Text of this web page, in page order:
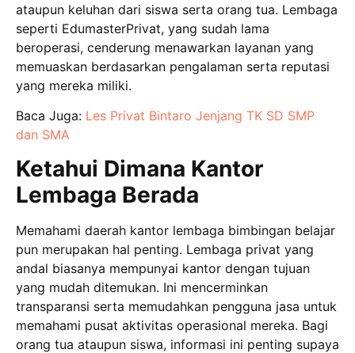
ataupun keluhan dari siswa serta orang tua. Lembaga
seperti EdumasterPrivat, yang sudah lama
beroperasi, cenderung menawarkan layanan yang
memuaskan berdasarkan pengalaman serta reputasi
yang mereka miliki.
Baca Juga: Les Privat Bintaro Jenjang TK SD SMP
dan SMA
Ketahui Dimana Kantor
Lembaga Berada
Memahami daerah kantor lembaga bimbingan belajar
pun merupakan hal penting. Lembaga privat yang
andal biasanya mempunyai kantor dengan tujuan
yang mudah ditemukan. Ini mencerminkan
transparansi serta memudahkan pengguna jasa untuk
memahami pusat aktivitas operasional mereka. Bagi
orang tua ataupun siswa, informasi ini penting supaya